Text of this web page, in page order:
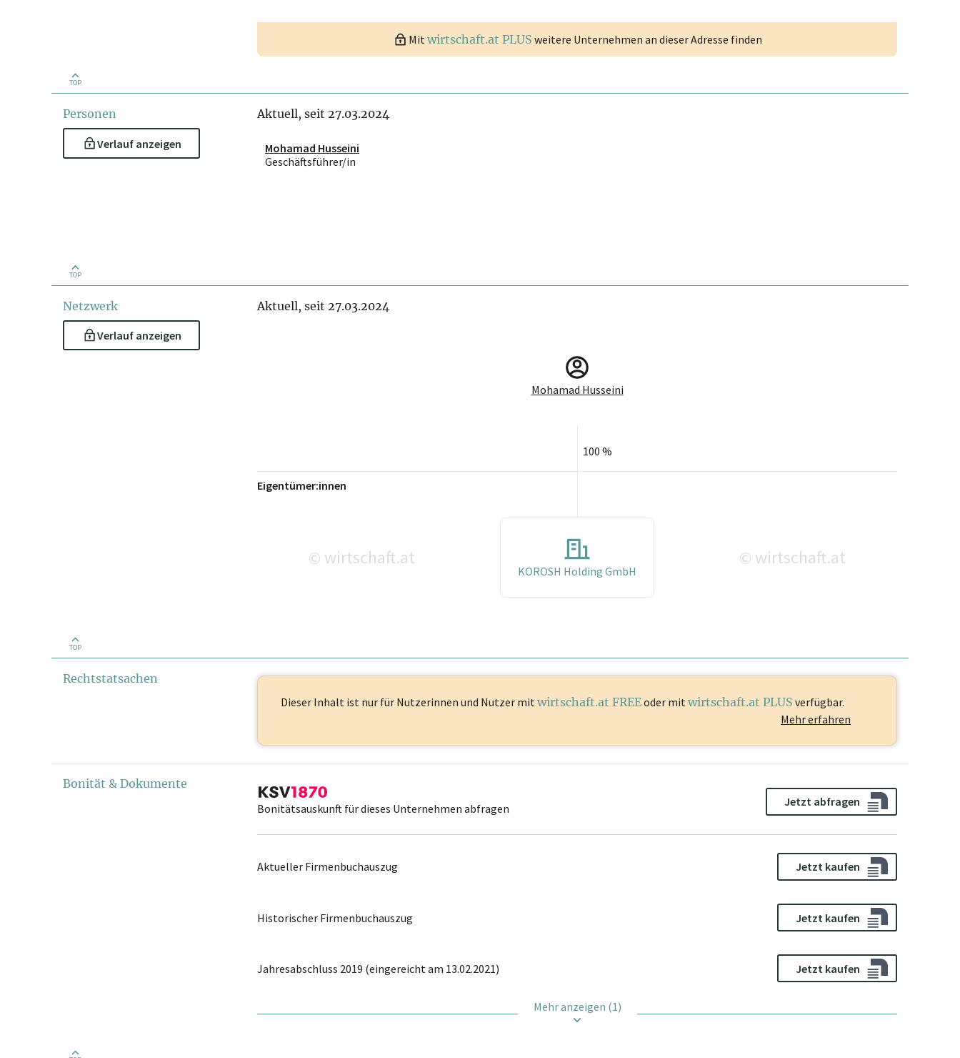
Mitwirtschaft.at PLUS weitere Unternehmen an dieser Adresse finden
TOP
Personen
Verlauf anzeigen
Aktuell, seit 27.03.2024
Mohamad Husseini
Geschäftsführer/in
TOP
Netzwerk
Verlauf anzeigen
Aktuell, seit 27.03.2024
Mohamad Husseini
100 %
Eigentümer:innen
© wirtschaft.at
KOROSH Holding GmbH
© wirtschaft.at
TOP
Rechtstatsachen
Dieser Inhalt ist nur für Nutzerinnen und Nutzer mit wirtschaft.at FREEoder mit wirtschaft.at PLUS verfügbar.
Mehr erfahren
Bonität & Dokumente
Bonitätsauskunft für dieses Unternehmen abfragen
Jetzt abfragen
Aktueller Firmenbuchauszug Jetzt kaufen
Historischer Firmenbuchauszug Jetzt kaufen
Jahresabschluss 2019 (eingereicht am 13.02.2021) Jetzt kaufen
Mehr anzeigen (1)